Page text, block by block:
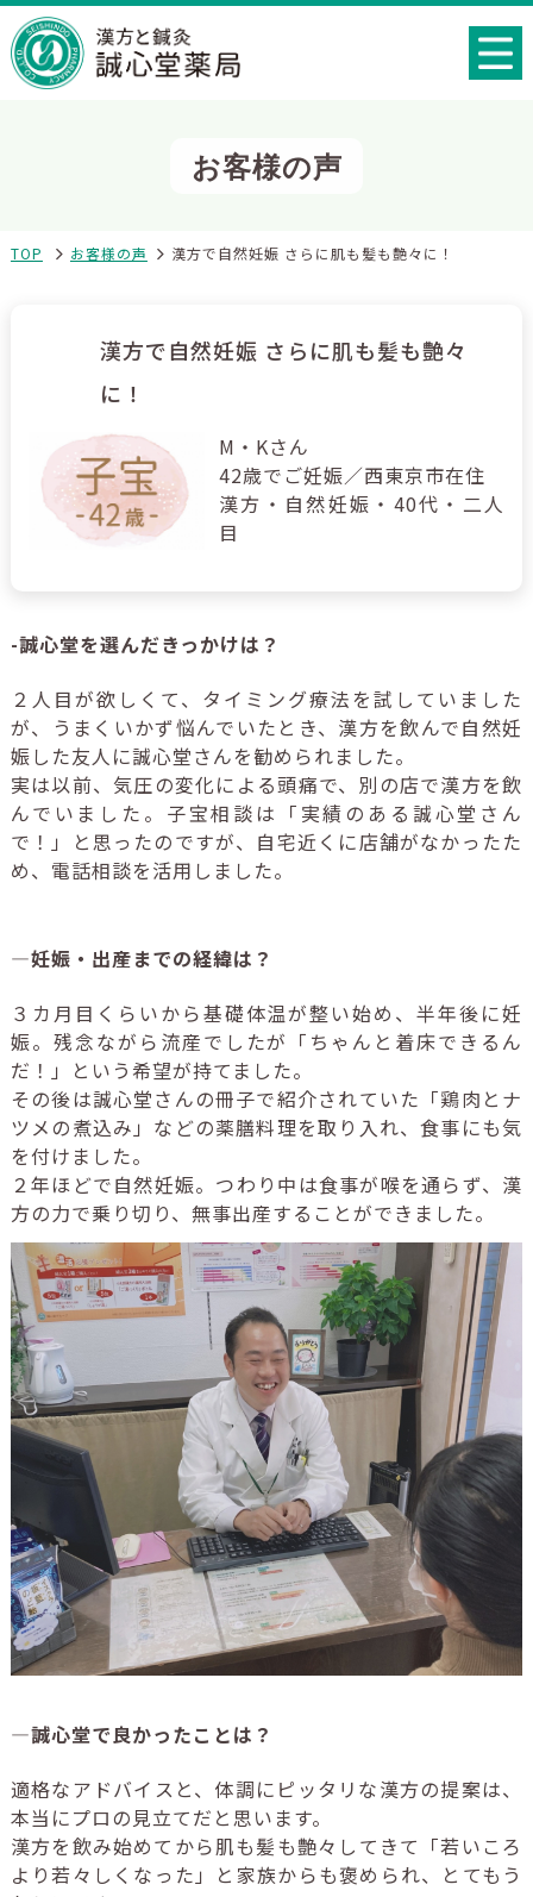
お客様の声
TOP お客様の声 漢方で自然妊娠 さらに肌も髪も艶々に！
漢方で自然妊娠 さらに肌も髪も艶々
に！
M・Kさん
42歳でご妊娠／西東京市在住
漢方・自然妊娠・40代・二人
目
-誠心堂を選んだきっかけは？
２人目が欲しくて、タイミング療法を試していました
が、うまくいかず悩んでいたとき、漢方を飲んで自然妊
娠した友人に誠心堂さんを勧められました。
実は以前、気圧の変化による頭痛で、別の店で漢方を飲
んでいました。子宝相談は「実績のある誠心堂さん
で！」と思ったのですが、自宅近くに店舗がなかったた
め、電話相談を活用しました。
―妊娠・出産までの経緯は？
３カ月目くらいから基礎体温が整い始め、半年後に妊
娠。残念ながら流産でしたが「ちゃんと着床できるん
だ！」という希望が持てました。
その後は誠心堂さんの冊子で紹介されていた「鶏肉とナ
ツメの煮込み」などの薬膳料理を取り入れ、食事にも気
を付けました。
２年ほどで自然妊娠。つわり中は食事が喉を通らず、漢
方の力で乗り切り、無事出産することができました。
―誠心堂で良かったことは？
適格なアドバイスと、体調にピッタリな漢方の提案は、
本当にプロの見立てだと思います。
漢方を飲み始めてから肌も髪も艶々してきて「若いころ
より若々しくなった」と家族からも褒められ、とてもう